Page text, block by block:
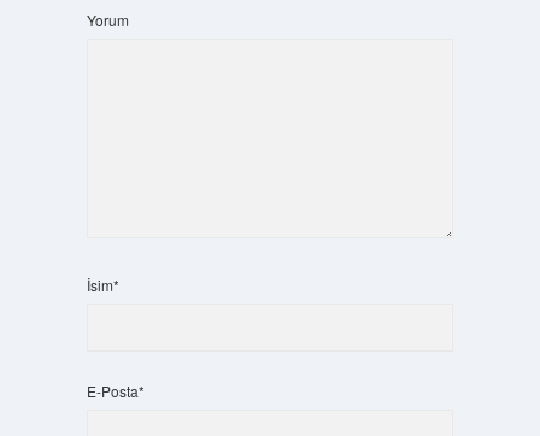
Yorum
İsim*
E-Posta*